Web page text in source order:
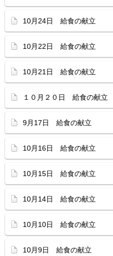
10月24日 給食の献立
10月22日 給食の献立
10月21日 給食の献立
１０月２０日 給食の献立
9月17日 給食の献立
10月16日 給食の献立
10月15日 給食の献立
10月14日 給食の献立
10月10日 給食の献立
10月9日 給食の献立